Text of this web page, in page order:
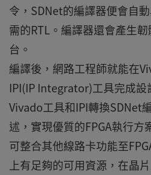
令，SDNet的編譯器便會自
需的RTL。編譯器還會產生
台。
編譯後，網路工程師就能在
IPI(IP Integrator)工具完成設
Vivado工具和IPI轉換SDNet
述，實現優質的FPGA執行方
可整合其他線路卡功能至
上有足夠的可用資源，在晶